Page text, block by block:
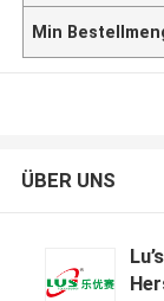
Min
ÜBER UNS